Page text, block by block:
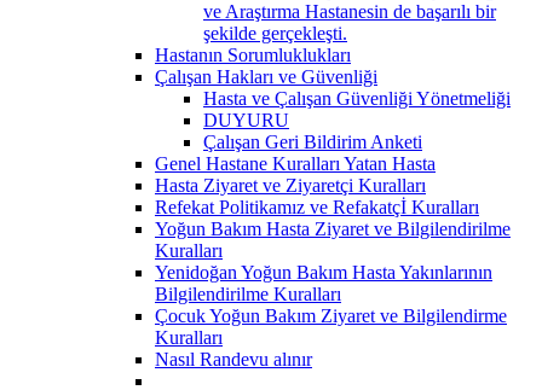
ve Araştırma Hastanesin de başarılı bir
şekilde gerçekleşti.
Hastanın Sorumluklukları
Çalışan Hakları ve Güvenliği
Hasta ve Çalışan Güvenliği Yönetmeliği
DUYURU
Çalışan Geri Bildirim Anketi
Genel Hastane Kuralları Yatan Hasta
Hasta Ziyaret ve Ziyaretçi Kuralları
Refekat Politikamız ve Refakatçİ Kuralları
Yoğun Bakım Hasta Ziyaret ve Bilgilendirilme
Kuralları
Yenidoğan Yoğun Bakım Hasta Yakınlarının
Bilgilendirilme Kuralları
Çocuk Yoğun Bakım Ziyaret ve Bilgilendirme
Kuralları
Nasıl Randevu alınır